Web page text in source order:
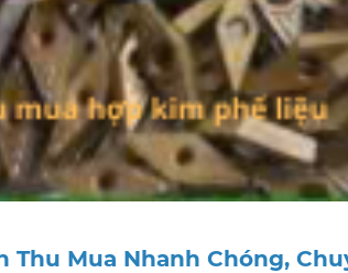
Thu Mua Nhanh Chóng,